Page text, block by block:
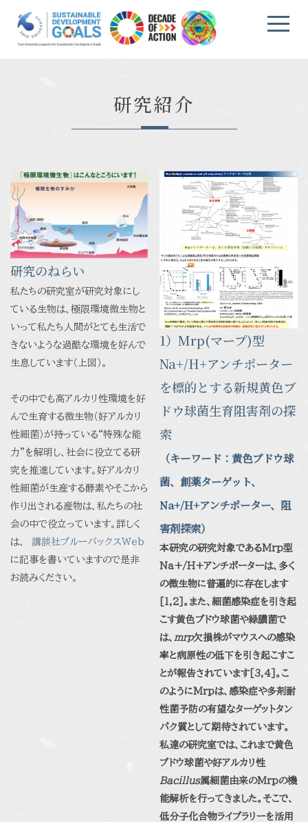
研究紹介
研究のねらい
私たちの研究室が研究対象にし
ている生物は、極限環境微生物と
いって私たち人間がとても生活で
きないような過酷な環境を好んで
生息しています（上図）。
その中でも高アルカリ性環境を好
んで生育する微生物（好アルカリ
性細菌）が持っている“特殊な能
力”を解明し、社会に役立てる研
究を推進しています。好アルカリ
性細菌が生産する酵素やそこから
作り出される産物は、私たちの社
会の中で役立っています。詳しく
は、 講談社ブルーバックスWeb
に記事を書いていますので是非
お読みください。
1）Mrp(マープ)型
Na+/H+アンチポーター
を標的とする新規黄色ブ
ドウ球菌生育阻害剤の探
索
（キーワード：黄色ブドウ球
菌、創薬ターゲット、
Na+/H+アンチポーター、阻
害剤探索）
本研究の研究対象であるMrp型
Na+/H+アンチポーターは、多く
の微生物に普遍的に存在します
[1,2]。また、細菌感染症を引き起
こす黄色ブドウ球菌や緑膿菌で
は、 mrp欠損株がマウスへの感染
率と病原性の低下を引き起こすこ
とが報告されています[3,4]。こ
のようにMrpは、感染症や多剤耐
性菌予防の有望なターゲットタン
パク質として期待されています。
私達の研究室では、これまで黄色
ブドウ球菌や好アルカリ性
Bacillus属細菌由来のMrpの機
能解析を行ってきました。そこで、
低分子化合物ライブラリーを活用